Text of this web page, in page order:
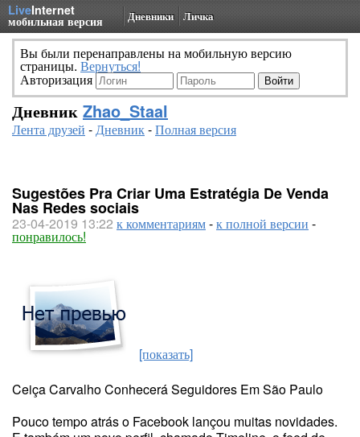
LiveInternet
мобильная версия Дневники Личка
Вы были перенаправлены на мобильную версию
страницы. Вернуться!
Авторизация
Дневник Zhao_Staal
Лента друзей -Дневник-Полная версия
Sugestões Pra Criar Uma Estratégia De Venda
Nas Redes sociais
23-04-2019 13:22 к комментариям-к полной версии -
понравилось!
[показать]
Ceiça Carvalho Conhecerá Seguidores Em São Paulo
Pouco tempo atrás o Facebook lançou muitas novidades.